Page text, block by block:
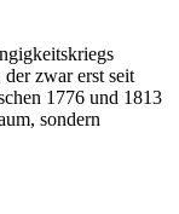
zwar erst seit
1776 und 1813
sondern